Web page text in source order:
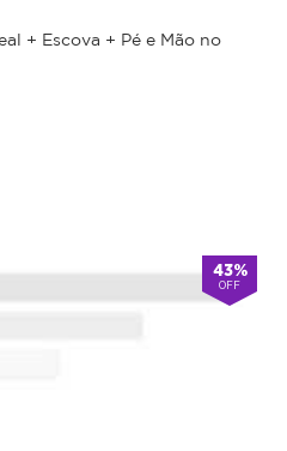
+ Escova + Pé e Mão no
43%
OFF